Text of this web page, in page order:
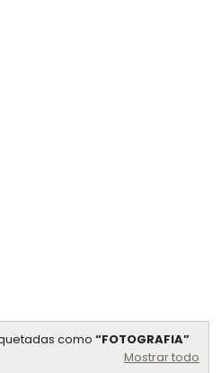
como
FOTOGRAFIA
Mostrar todo